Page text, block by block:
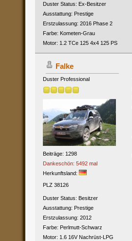
Duster Status: Ex-Besitzer
Ausstattung: Prestige
Erstzulassung: 2016 Phase 2
Farbe: Kometen-Grau
Motor: 1.2 TCe 125 4x4 125 PS
Falke
Duster Professional
Beiträge: 1298
Dankeschön: 5492 mal
Herkunftsland:
PLZ 38126
Duster Status: Besitzer
Ausstattung: Prestige
Erstzulassung: 2012
Farbe: Perlmutt-Schwarz
Motor: 1.6 16V Nachrüst-LPG